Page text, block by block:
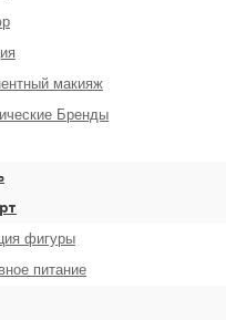
макияж
Бренды
фигуры
питание